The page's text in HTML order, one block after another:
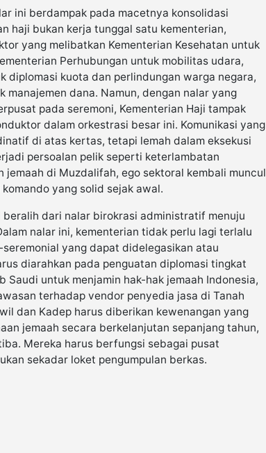
ini berdampak pada macetnya konsolidasi
haji bukan kerja tunggal satu kementerian,
yang melibatkan Kementerian Kesehatan untuk
Perhubungan untuk mobilitas udara,
diplomasi kuota dan perlindungan warga negara,
manajemen dana. Namun, dengan nalar yang
pada seremoni, Kementerian Haji tampak
dalam orkestrasi besar ini. Komunikasi yang
di atas kertas, tetapi lemah dalam eksekusi
persoalan pelik seperti keterlambatan
jemaah di Muzdalifah, ego sektoral kembali muncul
yang solid sejak awal.
beralih dari nalar birokrasi administratif menuju
nalar ini, kementerian tidak perlu lagi terlalu
yang dapat didelegasikan atau
diarahkan pada penguatan diplomasi tingkat
Saudi untuk menjamin hak-hak jemaah Indonesia,
terhadap vendor penyedia jasa di Tanah
dan Kadep harus diberikan kewenangan yang
jemaah secara berkelanjutan sepanjang tahun,
Mereka harus berfungsi sebagai pusat
sekadar loket pengumpulan berkas.